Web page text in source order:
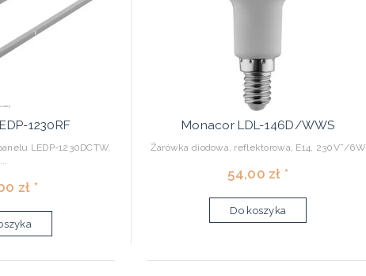
1230RF
LEDP-1230DCTW.
...
zł *
Monacor LDL-146D/WWS
Żarówka diodowa, reflektorowa, E14, 230V˜/6W
54,00 zł *
Do koszyka